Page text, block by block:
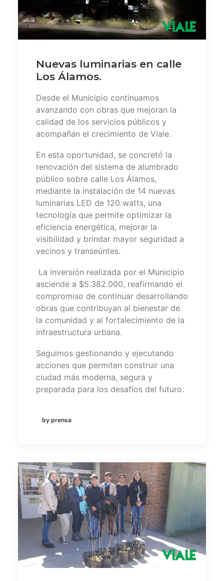
Nuevas luminarias en calle
Los Álamos.
Desde el Municipio continuamos
avanzando con obras que mejoran la
calidad de los servicios públicos y
acompañan el crecimiento de Viale.
En esta oportunidad, se concretó la
renovación del sistema de alumbrado
público sobre calle Los Álamos,
mediante la instalación de 14 nuevas
luminarias LED de 120 watts, una
tecnología que permite optimizar la
eficiencia energética, mejorar la
visibilidad y brindar mayor seguridad a
vecinos y transeúntes.
La inversión realizada por el Municipio
asciende a $5.382.000, reafirmando el
compromiso de continuar desarrollando
obras que contribuyan al bienestar de
la comunidad y al fortalecimiento de la
infraestructura urbana.
Seguimos gestionando y ejecutando
acciones que permiten construir una
ciudad más moderna, segura y
preparada para los desafíos del futuro.
by prensa